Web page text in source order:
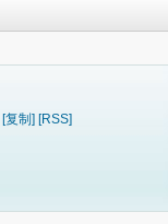
[复制] [RSS]